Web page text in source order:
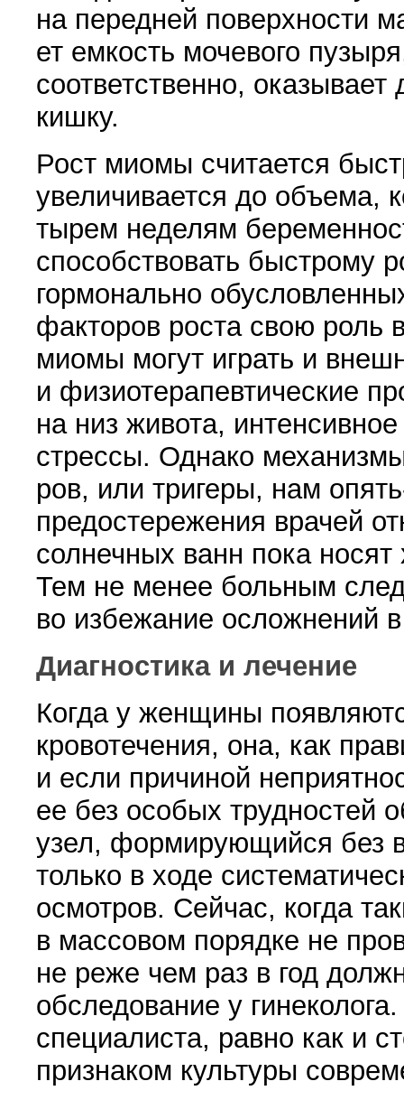
на перед­ней поверхности
ет емкость мочевого
соответственно,
кишку.
Рост миомы считается
увеличивается до объема,
тырем неделям
способствовать быстрому
гормонально
факто­ров роста свою роль
миомы могут играть и
и физиотерапев­тические
на низ живота,
стрессы. Однако
ров, или тригеры, нам
предостережения вра­чей
солнеч­ных ванн пока
Тем не менее больным
во избежа­ние осложнений
Диагностика и лечение
Когда у женщины
кровотечения, она, как
и если причи­ной
ее без особых трудностей
узел, формирующийся без
только в ходе
осмотров. Сейчас, когда
в массовом порядке не
не ре­же чем раз в год
обследование у
специалиста, равно как и
признаком культуры